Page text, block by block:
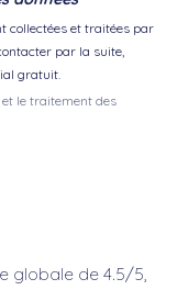
collectées et traitées par
par la suite,
gratuit.
le traitement des
globale de 4.5/5,